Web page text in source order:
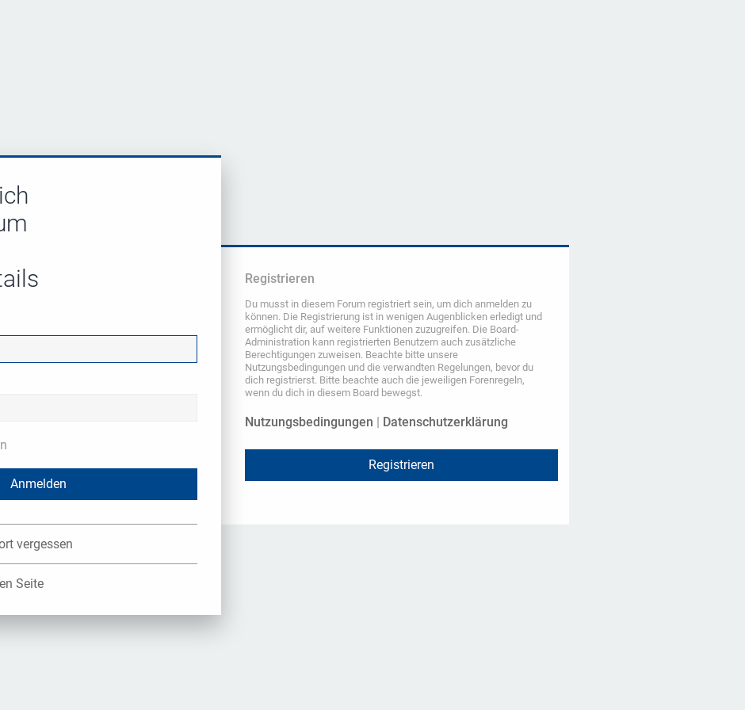
vergessen
Seite
Registrieren
Du musst in diesem Forum registriert sein, um dich anmelden zu
können. Die Registrierung ist in wenigen Augenblicken erledigt und
ermöglicht dir, auf weitere Funktionen zuzugreifen. Die Board-
Administration kann registrierten Benutzern auch zusätzliche
Berechtigungen zuweisen. Beachte bitte unsere
Nutzungsbedingungen und die verwandten Regelungen, bevor du
dich registrierst. Bitte beachte auch die jeweiligen Forenregeln,
wenn du dich in diesem Board bewegst.
Nutzungsbedingungen Datenschutzerklärung
Registrieren